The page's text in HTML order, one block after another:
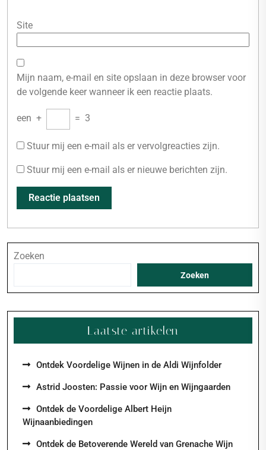
Site
Mijn naam, e-mail en site opslaan in deze browser voor
de volgende keer wanneer ik een reactie plaats.
een + = 3
Stuur mij een e-mail als er vervolgreacties zijn.
Stuur mij een e-mail als er nieuwe berichten zijn.
Zoeken
Zoeken
Laatste artikelen
Ontdek Voordelige Wijnen in de Aldi Wijnfolder
Astrid Joosten: Passie voor Wijn en Wijngaarden
Ontdek de Voordelige Albert Heijn
Wijnaanbiedingen
Ontdek de Betoverende Wereld van Grenache Wijn